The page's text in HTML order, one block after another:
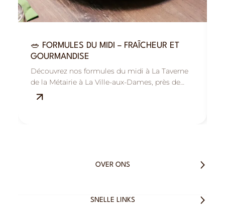
🥗 FORMULES DU MIDI – FRAÎCHEUR ET
GOURMANDISE
Découvrez nos formules du midi à La Taverne
de la Métairie à La Ville-aux-Dames, près de
Tours : savoureuses, fraîches et équilibrées.
OVER ONS
SNELLE LINKS